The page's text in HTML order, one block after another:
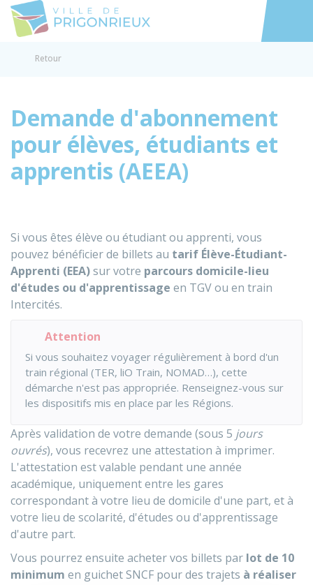
Accéder
Retour
Demande d'abonnement
pour élèves, étudiants et
apprentis (AEEA)
Si vous êtes élève ou étudiant ou apprenti, vous
pouvez bénéficier de billets au tarif Élève-Étudiant-
Apprenti (EEA)sur votre parcours domicile-lieu
d'études ou d'apprentissage en TGV ou en train
Intercités.
Attention
Si vous souhaitez voyager régulièrement à bord d'un
train régional (TER, liO Train, NOMAD…), cette
démarche n'est pas appropriée. Renseignez-vous sur
les dispositifs mis en place par les Régions.
Après validation de votre demande (sous 5 jours
ouvrés), vous recevrez une attestation à imprimer.
L'attestation est valable pendant une année
académique, uniquement entre les gares
correspondant à votre lieu de domicile d'une part, et à
votre lieu de scolarité, d'études ou d'apprentissage
d'autre part.
Vous pourrez ensuite acheter vos billets par lot de 10
minimum en guichet SNCF pour des trajets à réaliser